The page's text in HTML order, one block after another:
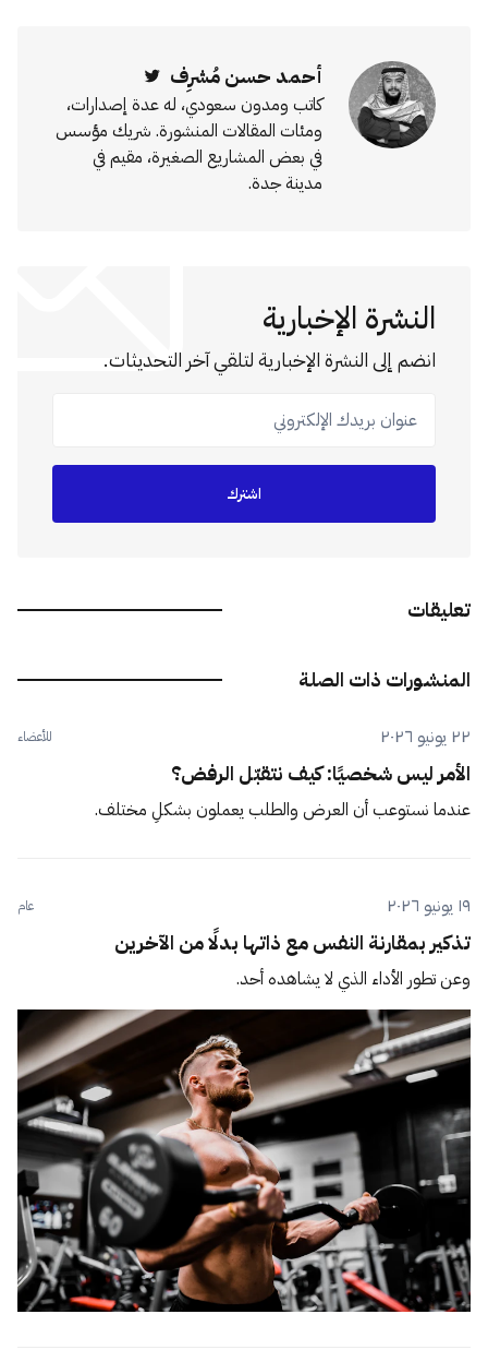
أحمد حسن مُشرِف
كاتب ومدون سعودي، له عدة إصدارات،
ومئات المقالات المنشورة. شريك مؤسس
في بعض المشاريع الصغيرة، مقيم في
مدينة جدة.
النشرة الإخبارية
انضم إلى النشرة الإخبارية لتلقي آخر التحديثات.
عنوان بريدك الإلكتروني
اشترك
تعليقات
المنشورات ذات الصلة
٢٢ يونيو ٢٠٢٦ للأعضاء
الأمر ليس شخصيًا: كيف نتقبّل الرفض؟
عندما نستوعب أن العرض والطلب يعملون بشكلٍ مختلف.
١٩ يونيو ٢٠٢٦ عام
تذكير بمقارنة النفس مع ذاتها بدلًا من الآخرين
وعن تطور الأداء الذي لا يشاهده أحد.